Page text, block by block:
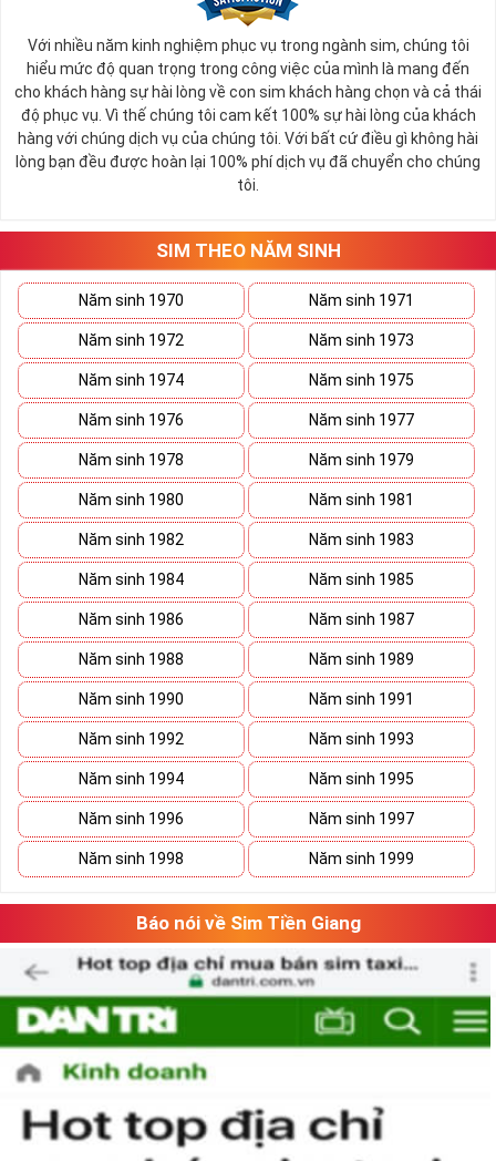
Với nhiều năm kinh nghiệm phục vụ trong ngành sim, chúng tôi
hiểu mức độ quan trọng trong công việc của mình là mang đến
cho khách hàng sự hài lòng về con sim khách hàng chọn và cả thái
độ phục vụ. Vì thế chúng tôi cam kết 100% sự hài lòng của khách
hàng với chúng dịch vụ của chúng tôi. Với bất cứ điều gì không hài
lòng bạn đều được hoàn lại 100% phí dịch vụ đã chuyển cho chúng
tôi.
SIM THEO NĂM SINH
Năm sinh 1970 Năm sinh 1971
Năm sinh 1972 Năm sinh 1973
Năm sinh 1974 Năm sinh 1975
Năm sinh 1976 Năm sinh 1977
Năm sinh 1978 Năm sinh 1979
Năm sinh 1980 Năm sinh 1981
Năm sinh 1982 Năm sinh 1983
Năm sinh 1984 Năm sinh 1985
Năm sinh 1986 Năm sinh 1987
Năm sinh 1988 Năm sinh 1989
Năm sinh 1990 Năm sinh 1991
Năm sinh 1992 Năm sinh 1993
Năm sinh 1994 Năm sinh 1995
Năm sinh 1996 Năm sinh 1997
Năm sinh 1998 Năm sinh 1999
Báo nói về Sim Tiền Giang